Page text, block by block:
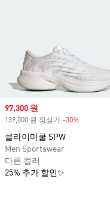
Sale price
97,300 원
139,000 원 정상가 -30%
클라이마쿨 SPW
Men Sportswear
다른 컬러
25% 추가 할인✨